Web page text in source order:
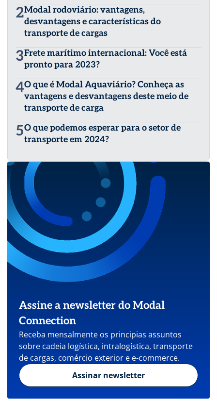
2Modal rodoviário: vantagens,
desvantagens e características do
transporte de cargas
3Frete marítimo internacional: Você está
pronto para 2023?
4O que é Modal Aquaviário? Conheça as
vantagens e desvantagens deste meio de
transporte de carga
5O que podemos esperar para o setor de
transporte em 2024?
Assine a newsletter do Modal
Connection
Receba mensalmente os principias assuntos
sobre cadeia logística, intralogística, transporte
de cargas, comércio exterior e e-commerce.
Assinar newsletter